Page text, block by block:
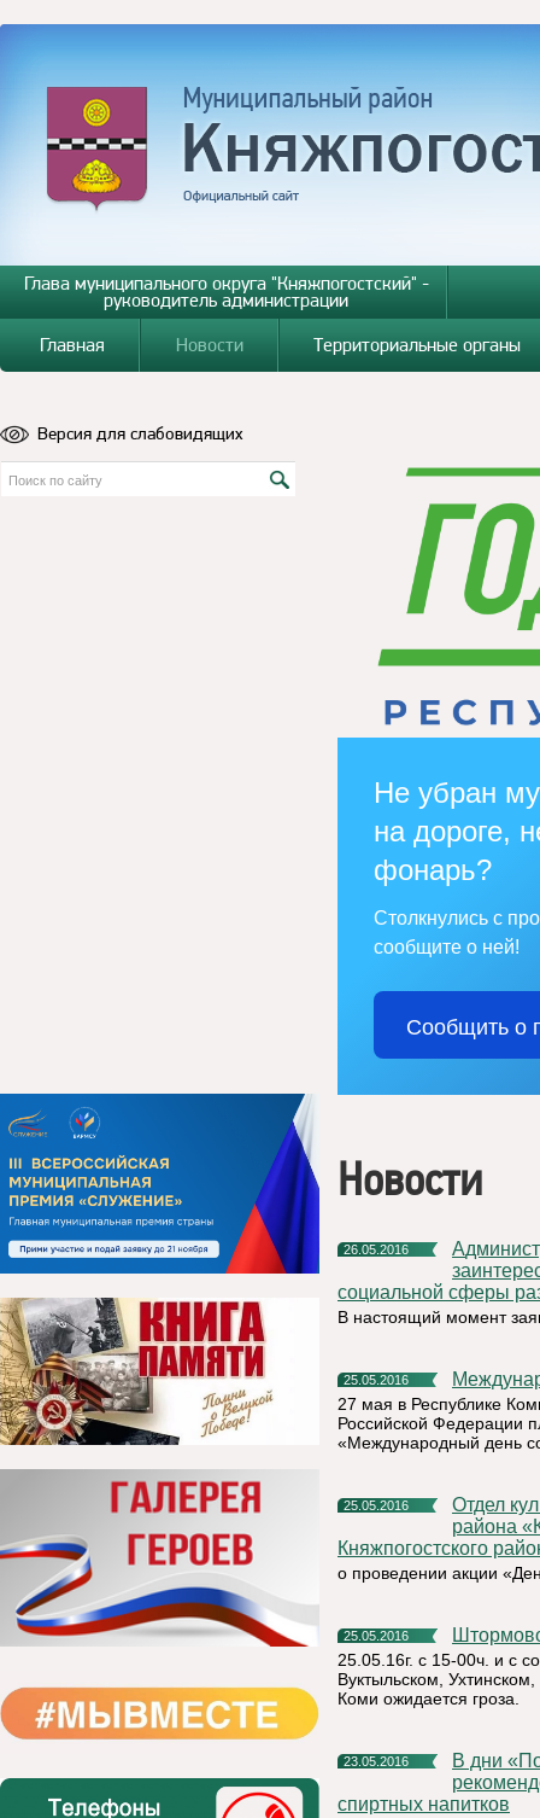
Глава муниципального округа "Княжпогостский" -
руководитель администрации
Главная
Новости Территориальные органы
Версия для слабовидящих
Не убран
на дороге,
фонарь?
Столкнулись с
сообщите о ней!
Сообщить о
Новости
26.05.2016
Администрация МР «Княжпогостский доводит до сведения
социальной сферы
В настоящий момент
25.05.2016
27 мая в Республике
Российской Федерации
«Международный день
25.05.2016
Отдел культуры и спорта администрации муниципального
района
Княжпогостского
о проведении акции
25.05.2016
25.05.16г. с 15-00ч. и с
Вуктыльском,
Коми ожидается гроза.
23.05.2016
В дни «Последних звонков» предпринимателям
спиртных напитков